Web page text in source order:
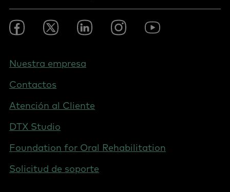
Footer
Social
Spain
FacebookTwitter LinkedInInstagramYoutube
Footer
Spain
Nuestra empresa
Contactos
Atención al Cliente
DTX Studio
Foundation for Oral Rehabilitation
Solicitud de soporte